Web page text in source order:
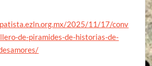
2025/11/17/conv
de-piramides-de-historias-de-